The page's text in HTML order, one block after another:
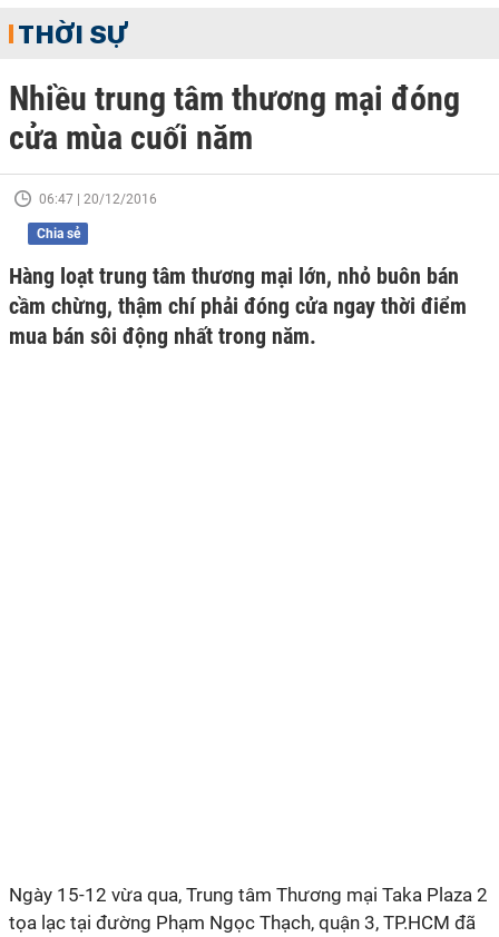
THỜI SỰ
Nhiều trung tâm thương mại đóng
cửa mùa cuối năm
06:47 | 20/12/2016
Chia sẻ
Hàng loạt trung tâm thương mại lớn, nhỏ buôn bán
cầm chừng, thậm chí phải đóng cửa ngay thời điểm
mua bán sôi động nhất trong năm.
Ngày 15-12 vừa qua, Trung tâm Thương mại Taka Plaza 2
tọa lạc tại đường Phạm Ngọc Thạch, quận 3, TP.HCM đã